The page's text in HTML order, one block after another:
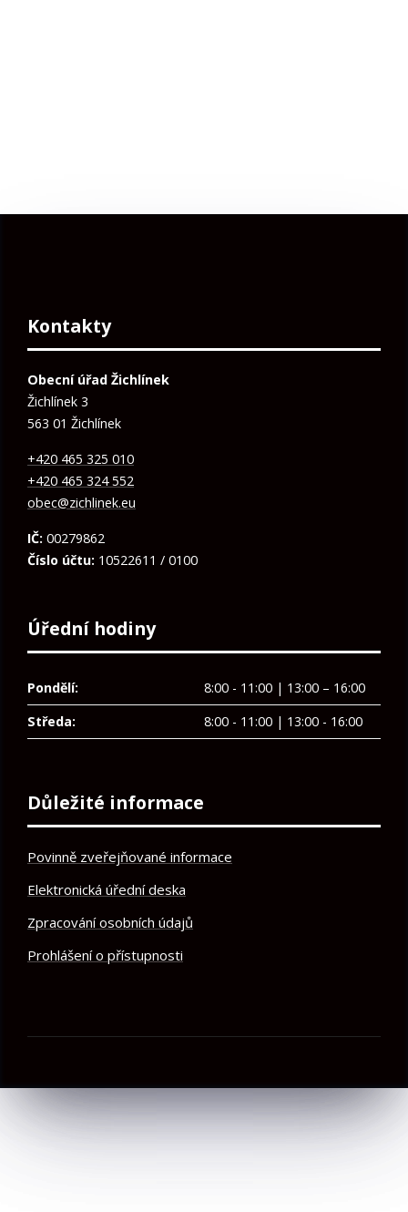
Kontakty
Obecní úřad Žichlínek
Žichlínek 3
563 01 Žichlínek
+420 465 325 010
+420 465 324 552
obec@zichlinek.eu
IČ: 00279862
Číslo účtu: 10522611 / 0100
Úřední hodiny
Pondělí:
8:00 - 11:00 | 13:00 – 16:00
Středa:
8:00 - 11:00 | 13:00 - 16:00
Důležité informace
Povinně zveřejňované informace
Elektronická úřední deska
Zpracování osobních údajů
Prohlášení o přístupnosti